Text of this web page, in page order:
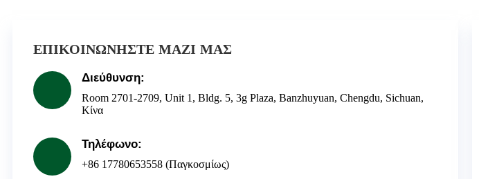
ΕΠΙΚΟΙΝΩΝΗΣΤΕ ΜΑΖΙ ΜΑΣ
Διεύθυνση:
Room 2701-2709, Unit 1, Bldg. 5, 3g Plaza, Banzhuyuan, Chengdu, Sichuan,
Κίνα
Τηλέφωνο:
+86 17780653558 (Παγκοσμίως)